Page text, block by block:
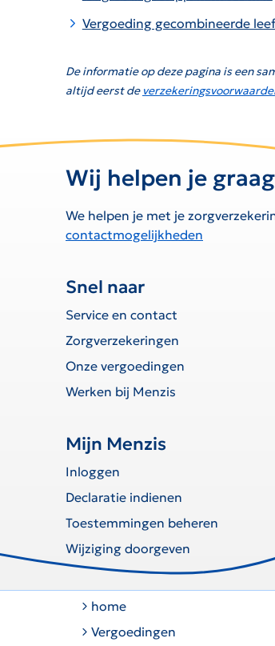
Vergoeding gecombineerde
De informatie op deze pagina is een
altijd eerst de
Wij helpen je
We helpen je met je
contactmogelijkheden
Snel naar
Service en contact
Zorgverzekeringen
Onze vergoedingen
Werken bij Menzis
Mijn Menzis
Inloggen
Declaratie indienen
Toestemmingen beheren
Wijziging doorgeven
home
Vergoedingen